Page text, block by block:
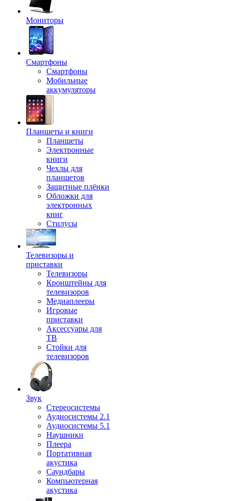
Мониторы
Смартфоны
Смартфоны
Мобильные
аккумуляторы
Планшеты и книги
Планшеты
Электронные
книги
Чехлы для
планшетов
Защитные плёнки
Обложки для
электронных
книг
Стилусы
Телевизоры и
приставки
Телевизоры
Кронштейны для
телевизоров
Медиаплееры
Игровые
приставки
Аксессуары для
ТВ
Стойки для
телевизоров
Звук
Стереосистемы
Аудиосистемы 2.1
Аудиосистемы 5.1
Наушники
Плеера
Портативная
акустика
Саундбары
Компьютерная
акустика